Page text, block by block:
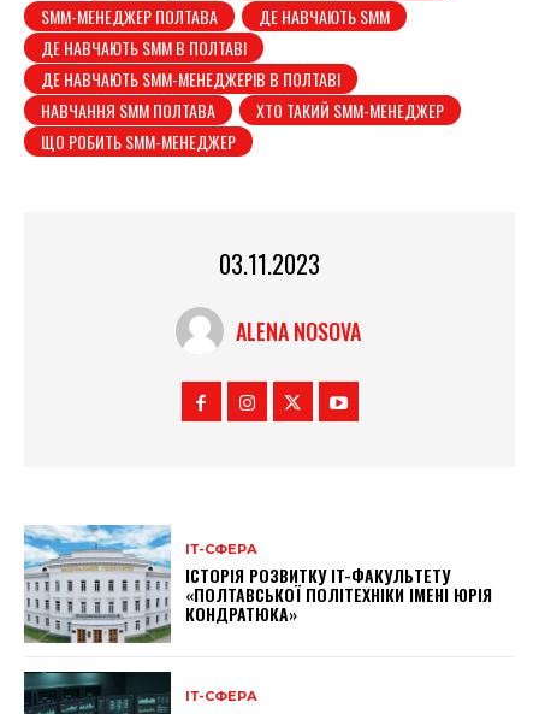
SMM-МЕНЕДЖЕР ПОЛТАВА
ДЕ НАВЧАЮТЬ SMM
ДЕ НАВЧАЮТЬ SMM В ПОЛТАВІ
ДЕ НАВЧАЮТЬ SMM-МЕНЕДЖЕРІВ В ПОЛТАВІ
НАВЧАННЯ SMM ПОЛТАВА
ХТО ТАКИЙ SMM-МЕНЕДЖЕР
ЩО РОБИТЬ SMM-МЕНЕДЖЕР
03.11.2023
ALENA NOSOVA
ІТ-СФЕРА
ІСТОРІЯ РОЗВИТКУ IT-ФАКУЛЬТЕТУ
«ПОЛТАВСЬКОЇ ПОЛІТЕХНІКИ ІМЕНІ ЮРІЯ
КОНДРАТЮКА»
ІТ-СФЕРА